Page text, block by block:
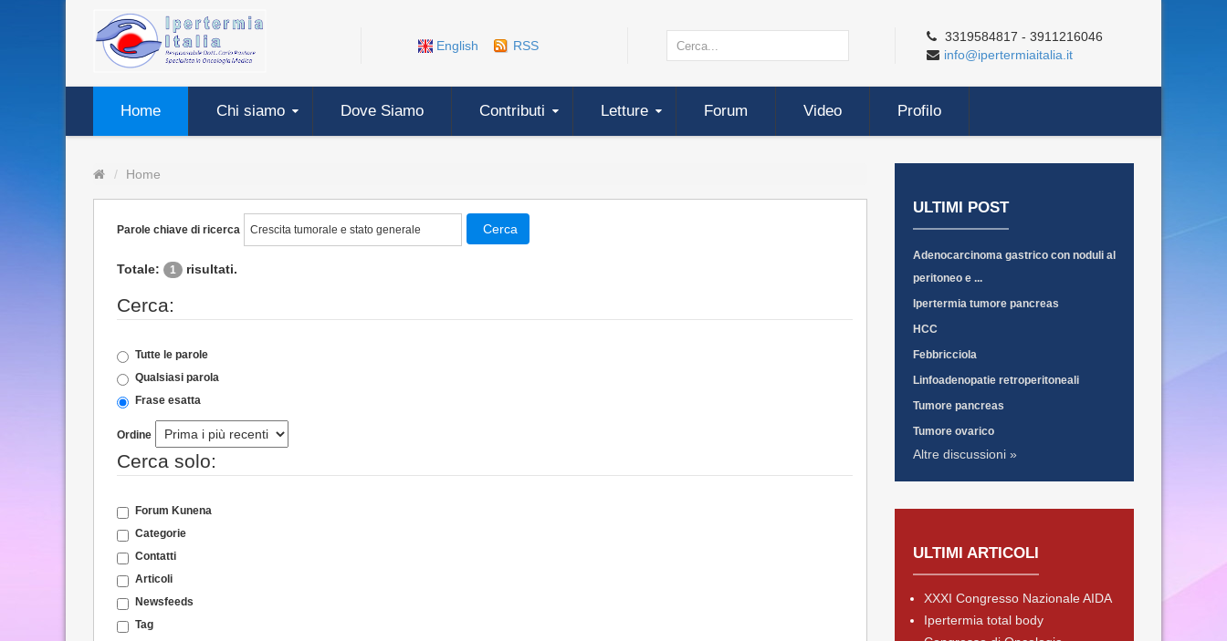
English RSS
3319584817 - 3911216046
info@ipertermiaitalia.it
Home Chi siamo Dove Siamo Contributi Letture Forum Video Profilo
Home
Parole chiave di ricerca Cerca
Totale: 1 risultati.
Cerca:
Tutte le parole
Qualsiasi parola
Frase esatta
Ordine
Cerca solo:
Forum Kunena
Categorie
Contatti
Articoli
Newsfeeds
Tag
ULTIMI POST
Adenocarcinoma gastrico con noduli al
peritoneo e ...
Ipertermia tumore pancreas
HCC
Febbricciola
Linfoadenopatie retroperitoneali
Tumore pancreas
Tumore ovarico
Altre discussioni »
ULTIMI ARTICOLI
XXXI Congresso Nazionale AIDA
Ipertermia total body